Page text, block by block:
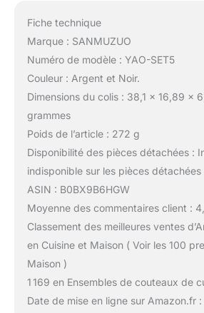
Fiche technique
Marque : SANMUZUO
Numéro de modèle : YAO-SET5
Couleur : Argent et Noir.
Dimensions du colis : 38,1 x 16,89 x
grammes
Poids de l’article : 272 g
Disponibilité des pièces détachées :
indisponible sur les pièces détachées
ASIN : B0BX9B6HGW
Moyenne des commentaires client :
Classement des meilleures ventes
en Cuisine et Maison ( Voir les 100
Maison )
1 169 en Ensembles de couteaux de
Date de mise en ligne sur Amazon.fr